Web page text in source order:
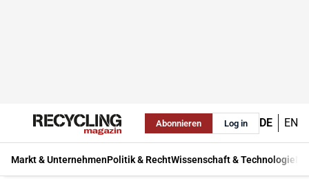
Abonnieren Log in DE EN
Markt & UnternehmenPolitik & RechtWissenschaft & Technologie